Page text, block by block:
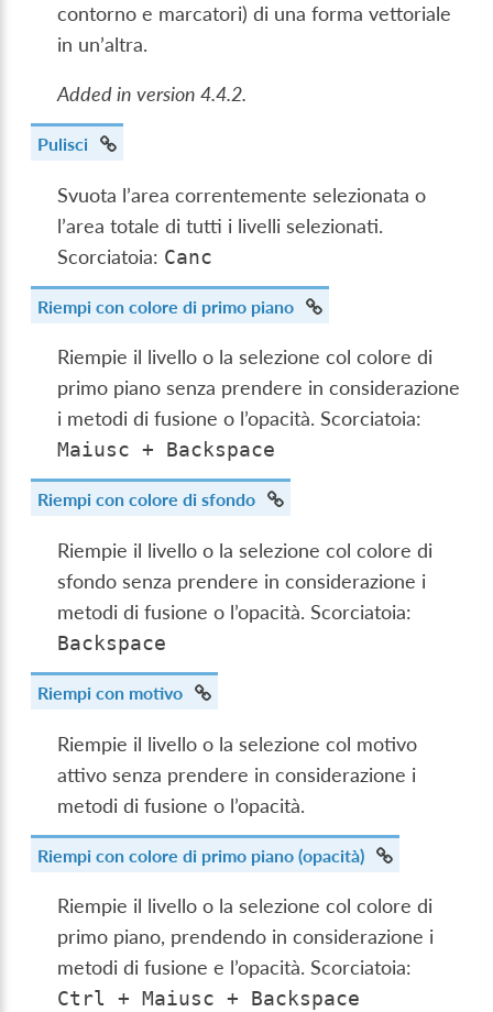
contorno e marcatori) di una forma vettoriale
in un’altra.
Added in version 4.4.2.
Pulisci
Svuota l’area correntemente selezionata o
l’area totale di tutti i livelli selezionati.
Scorciatoia: Canc
Riempi con colore di primo piano
Riempie il livello o la selezione col colore di
primo piano senza prendere in considerazione
i metodi di fusione o l’opacità. Scorciatoia:
Maiusc + Backspace
Riempi con colore di sfondo
Riempie il livello o la selezione col colore di
sfondo senza prendere in considerazione i
metodi di fusione o l’opacità. Scorciatoia:
Backspace
Riempi con motivo
Riempie il livello o la selezione col motivo
attivo senza prendere in considerazione i
metodi di fusione o l’opacità.
Riempi con colore di primo piano (opacità)
Riempie il livello o la selezione col colore di
primo piano, prendendo in considerazione i
metodi di fusione e l’opacità. Scorciatoia:
Ctrl + Maiusc + Backspace